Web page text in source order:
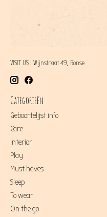
VISIT US | Wijnstraat 49, Ronse
Categorieën
Geboortelijst info
Care
Interior
Play
Must haves
Sleep
To wear
On the go